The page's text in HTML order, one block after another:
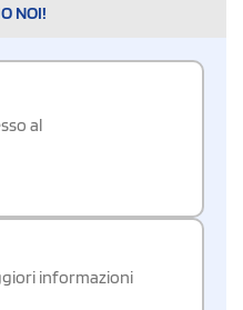
NOI!
al
informazioni